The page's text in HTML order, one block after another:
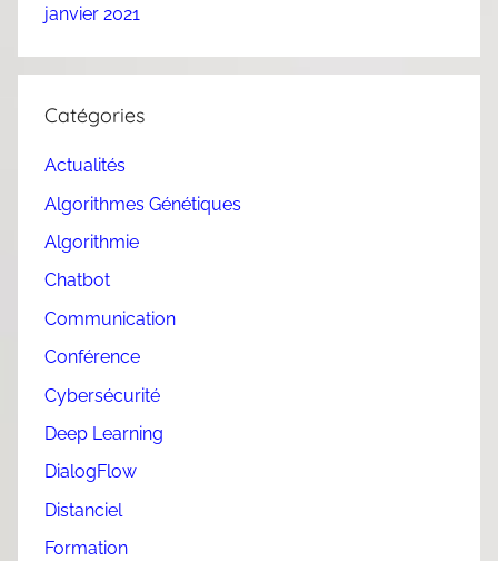
janvier 2021
Catégories
Actualités
Algorithmes Génétiques
Algorithmie
Chatbot
Communication
Conférence
Cybersécurité
Deep Learning
DialogFlow
Distanciel
Formation